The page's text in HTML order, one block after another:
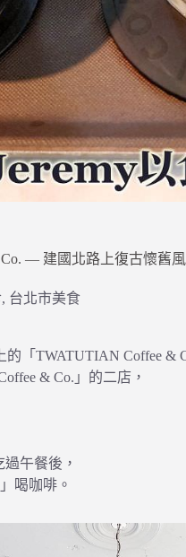
— 建國北路上復古懷舊
, 台北市美食
「TWATUTIAN Coffee &
& Co.」的二店，
午餐後，
喝咖啡。